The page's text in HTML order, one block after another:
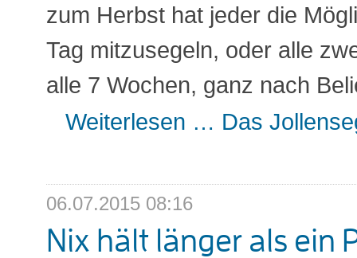
zum Herbst hat jeder die
Tag mitzusegeln, oder alle
alle 7 Wochen, ganz nach
Weiterlesen … Das
06.07.2015 08:16
Nix hält länger als ein